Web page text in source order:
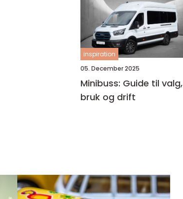
inspiration
05. December 2025
Minibuss: Guide til valg,
bruk og drift